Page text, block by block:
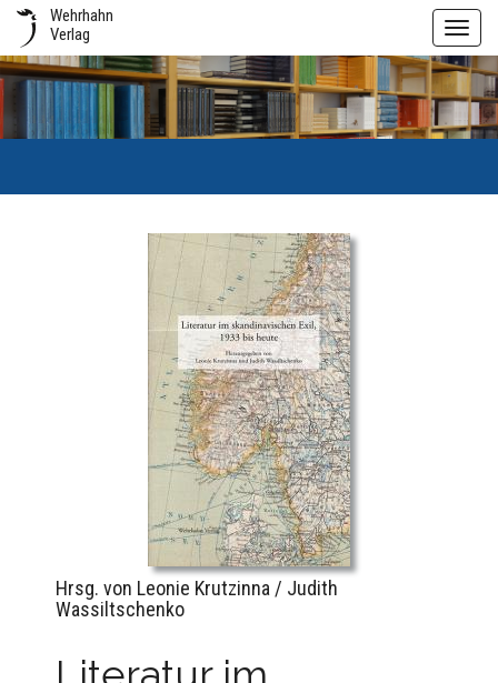
Wehrhahn
Verlag
Hrsg. von Leonie Krutzinna / Judith
Wassiltschenko